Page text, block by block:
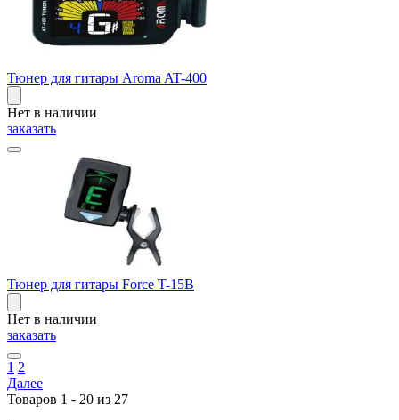
Тюнер для гитары Aroma AT-400
Нет в наличии
заказать
Тюнер для гитары Force T-15B
Нет в наличии
заказать
1 2
Далее
Товаров 1 - 20 из 27